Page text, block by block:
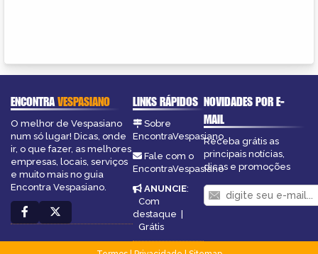
ENCONTRAVESPASIANO
O melhor de Vespasiano
num só lugar! Dicas, onde
ir, o que fazer, as melhores
empresas, locais, serviços
e muito mais no guia
Encontra Vespasiano.
LINKS RÁPIDOS
Sobre
EncontraVespasiano
Fale com o
EncontraVespasiano
ANUNCIE:
Com
destaque |
Grátis
NOVIDADES POR E-
MAIL
Receba grátis as
principais notícias,
dicas e promoções